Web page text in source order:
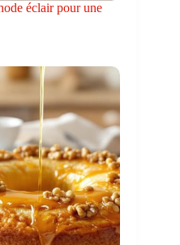
éclair pour une